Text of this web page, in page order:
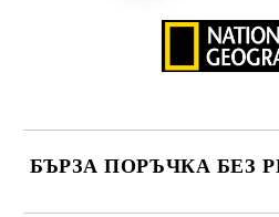
БЪРЗА ПОРЪЧКА БЕЗ